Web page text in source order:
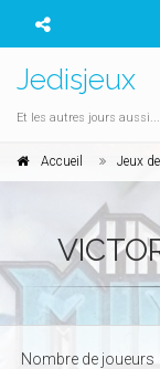
Jedisjeux
Et les autres jours aussi...
Accueil Jeux
Nombre de joueurs